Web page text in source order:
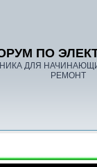
ПО
ДЛЯ
РЕМОНТ